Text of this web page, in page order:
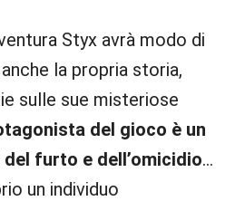
Styx avrà modo di
la propria storia,
sulle sue misteriose
del gioco è un
furto e dell’omicidio…
un individuo